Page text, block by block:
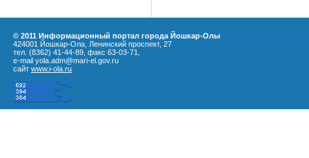
© 2011 Информационный портал города Йошкар-Олы
424001 Йошкар-Ола, Ленинский проспект, 27
тел. (8362) 41-44-89, факс 63-03-71,
e-mail yola.adm@mari-el.gov.ru
сайт www.i-ola.ru